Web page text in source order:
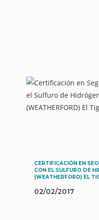
CERTIFICACIÓN EN
CON EL SULFURO DE
(WEATHERFORD) EL
02/02/2017